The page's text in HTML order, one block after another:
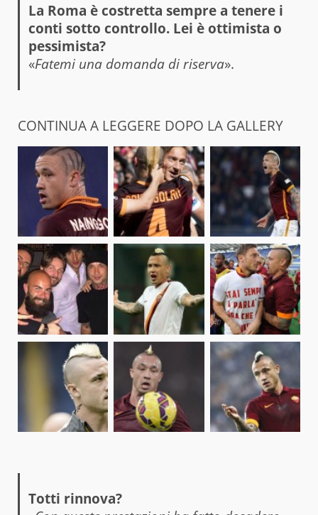
La Roma è costretta sempre a tenere i
conti sotto controllo. Lei è ottimista o
pessimista?
«Fatemi una domanda di riserva».
CONTINUA A LEGGERE DOPO LA GALLERY
Totti rinnova?